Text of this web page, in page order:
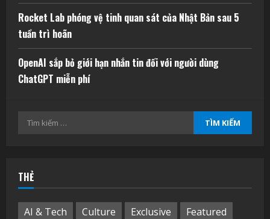
Rocket Lab phóng vệ tinh quan sát của Nhật Bản sau 5
tuần trì hoãn
OpenAI sắp bỏ giới hạn nhắn tin đối với người dùng
ChatGPT miễn phí
Tìm
THẺ
AI & Tech Culture Exclusive
Featured